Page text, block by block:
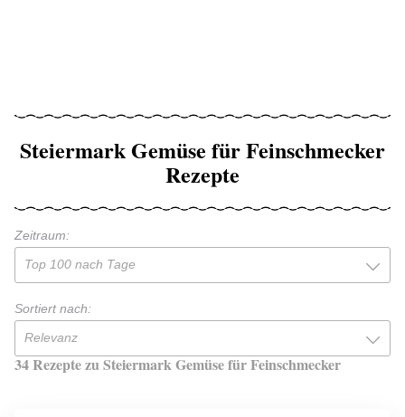
Steiermark Gemüse für Feinschmecker
Rezepte
Zeitraum:
Top 100 nach Tage
Sortiert nach:
Relevanz
34 Rezepte zu Steiermark Gemüse für Feinschmecker